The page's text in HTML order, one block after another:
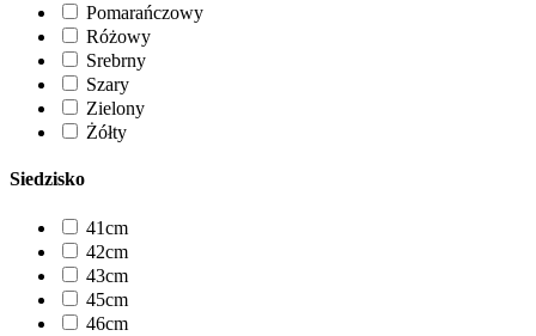
Pomarańczowy
Różowy
Srebrny
Szary
Zielony
Żółty
Siedzisko
41cm
42cm
43cm
45cm
46cm